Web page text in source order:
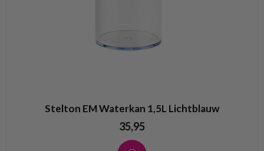
Stelton EM Waterkan 1,5L Lichtblauw
35,95